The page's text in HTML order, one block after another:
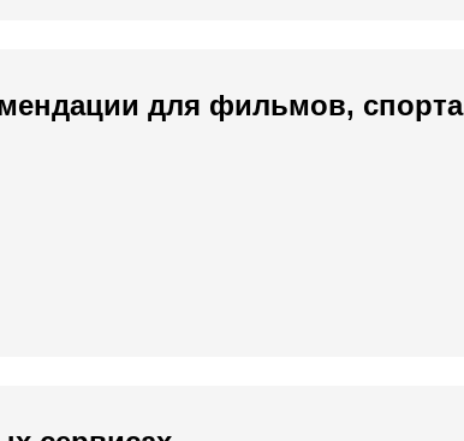
для фильмов,